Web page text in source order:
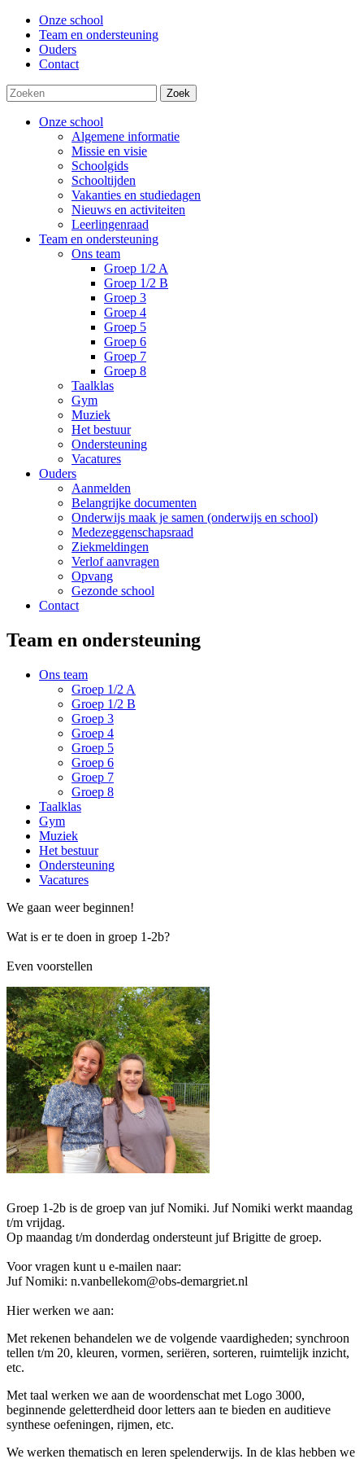
Onze school
Team en ondersteuning
Ouders
Contact
Zoek
Onze school
Algemene informatie
Missie en visie
Schoolgids
Schooltijden
Vakanties en studiedagen
Nieuws en activiteiten
Leerlingenraad
Team en ondersteuning
Ons team
Groep 1/2 A
Groep 1/2 B
Groep 3
Groep 4
Groep 5
Groep 6
Groep 7
Groep 8
Taalklas
Gym
Muziek
Het bestuur
Ondersteuning
Vacatures
Ouders
Aanmelden
Belangrijke documenten
Onderwijs maak je samen (onderwijs en school)
Medezeggenschapsraad
Ziekmeldingen
Verlof aanvragen
Opvang
Gezonde school
Contact
Team en ondersteuning
Ons team
Groep 1/2 A
Groep 1/2 B
Groep 3
Groep 4
Groep 5
Groep 6
Groep 7
Groep 8
Taalklas
Gym
Muziek
Het bestuur
Ondersteuning
Vacatures
We gaan weer beginnen!
Wat is er te doen in groep 1-2b?
Even voorstellen
Groep 1-2b is de groep van juf Nomiki. Juf Nomiki werkt maandag
t/m vrijdag.
Op maandag t/m donderdag ondersteunt juf Brigitte de groep.
Voor vragen kunt u e-mailen naar:
Juf Nomiki: n.vanbellekom@obs-demargriet.nl
Hier werken we aan:
Met rekenen behandelen we de volgende vaardigheden; synchroon
tellen t/m 20, kleuren, vormen, seriëren, sorteren, ruimtelijk inzicht,
etc.
Met taal werken we aan de woordenschat met Logo 3000,
beginnende geletterdheid door letters aan te bieden en auditieve
synthese oefeningen, rijmen, etc.
We werken thematisch en leren spelenderwijs. In de klas hebben we